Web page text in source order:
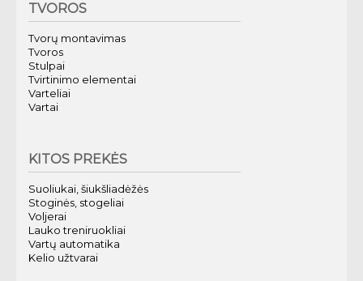
TVOROS
Tvorų montavimas
Tvoros
Stulpai
Tvirtinimo elementai
Varteliai
Vartai
KITOS PREKĖS
Suoliukai, šiukšliadėžės
Stoginės, stogeliai
Voljerai
Lauko treniruokliai
Vartų automatika
Kelio užtvarai